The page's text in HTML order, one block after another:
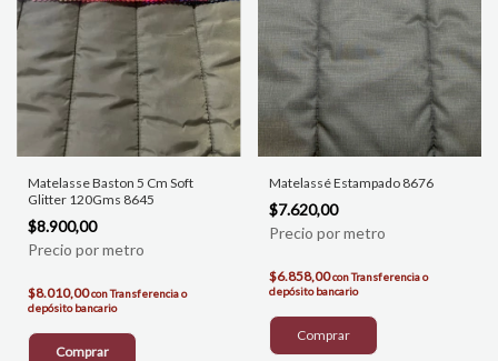
Matelasse Baston 5 Cm Soft
Glitter 120Gms 8645
$8.900,00
$8.010,00conTransferencia o
depósito bancario
Comprar
Matelassé Estampado 8676
$7.620,00
$6.858,00conTransferencia o
depósito bancario